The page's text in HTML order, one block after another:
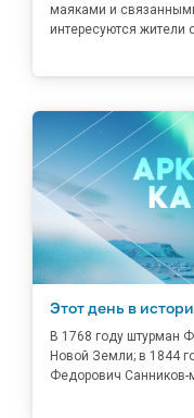
маяками и
интересуются жители
Этот день в
В 1768 году штурман
Новой Земли; в 1844
Федорович